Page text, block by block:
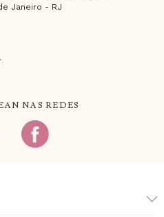
Janeiro - RJ
NAS REDES